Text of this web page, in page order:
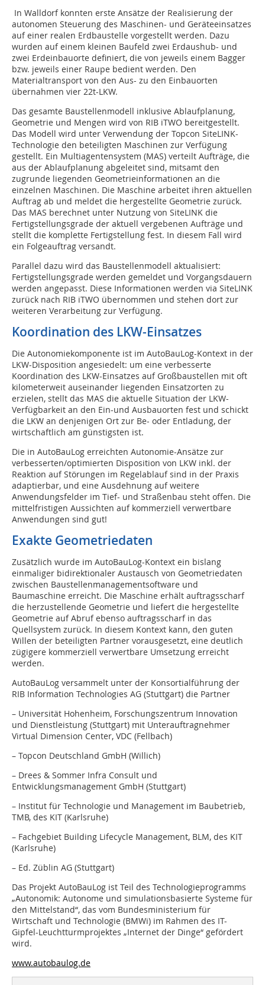
In Walldorf konnten erste Ansätze der Realisierung der
autonomen Steuerung des Maschinen- und Geräteeinsatzes
auf einer realen Erdbaustelle vorgestellt werden. Dazu
wurden auf einem kleinen Baufeld zwei Erdaushub- und
zwei Erdeinbauorte definiert, die von jeweils einem Bagger
bzw. jeweils einer Raupe bedient werden. Den
Materialtransport von den Aus- zu den Einbauorten
übernahmen vier 22t-LKW.
Das gesamte Baustellenmodell inklusive Ablaufplanung,
Geometrie und Mengen wird von RIB iTWO bereitgestellt.
Das Modell wird unter Verwendung der Topcon SiteLINK-
Technologie den beteiligten Maschinen zur Verfügung
gestellt. Ein Multiagentensystem (MAS) verteilt Aufträge, die
aus der Ablaufplanung abgeleitet sind, mitsamt den
zugrunde liegenden Geometrieinformationen an die
einzelnen Maschinen. Die Maschine arbeitet ihren aktuellen
Auftrag ab und meldet die hergestellte Geometrie zurück.
Das MAS berechnet unter Nutzung von SiteLINK die
Fertigstellungsgrade der aktuell vergebenen Aufträge und
stellt die komplette Fertigstellung fest. In diesem Fall wird
ein Folgeauftrag versandt.
Parallel dazu wird das Baustellenmodell aktualisiert:
Fertigstellungsgrade werden gemeldet und Vorgangsdauern
werden angepasst. Diese Informationen werden via SiteLINK
zurück nach RIB iTWO übernommen und stehen dort zur
weiteren Verarbeitung zur Verfügung.
Koordination des LKW-Einsatzes
Die Autonomiekomponente ist im AutoBauLog-Kontext in der
LKW-Disposition angesiedelt: um eine verbesserte
Koordination des LKW-Einsatzes auf Großbaustellen mit oft
kilometerweit auseinander liegenden Einsatzorten zu
erzielen, stellt das MAS die aktuelle Situation der LKW-
Verfügbarkeit an den Ein-und Ausbauorten fest und schickt
die LKW an denjenigen Ort zur Be- oder Entladung, der
wirtschaftlich am günstigsten ist.
Die in AutoBauLog erreichten Autonomie-Ansätze zur
verbesserten/optimierten Disposition von LKW inkl. der
Reaktion auf Störungen im Regelablauf sind in der Praxis
adaptierbar, und eine Ausdehnung auf weitere
Anwendungsfelder im Tief- und Straßenbau steht offen. Die
mittelfristigen Aussichten auf kommerziell verwertbare
Anwendungen sind gut!
Exakte Geometriedaten
Zusätzlich wurde im AutoBauLog-Kontext ein bislang
einmaliger bidirektionaler Austausch von Geometriedaten
zwischen Baustellenmanagementsoftware und
Baumaschine erreicht. Die Maschine erhält auftragsscharf
die herzustellende Geometrie und liefert die hergestellte
Geometrie auf Abruf ebenso auftragsscharf in das
Quellsystem zurück. In diesem Kontext kann, den guten
Willen der beteiligten Partner vorausgesetzt, eine deutlich
zügigere kommerziell verwertbare Umsetzung erreicht
werden.
AutoBauLog versammelt unter der Konsortialführung der
RIB Information Technologies AG (Stuttgart) die Partner
– Universität Hohenheim, Forschungszentrum Innovation
und Dienstleistung (Stuttgart) mit Unterauftragnehmer
Virtual Dimension Center, VDC (Fellbach)
– Topcon Deutschland GmbH (Willich)
– Drees & Sommer Infra Consult und
Entwicklungsmanagement GmbH (Stuttgart)
– Institut für Technologie und Management im Baubetrieb,
TMB, des KIT (Karlsruhe)
– Fachgebiet Building Lifecycle Management, BLM, des KIT
(Karlsruhe)
– Ed. Züblin AG (Stuttgart)
Das Projekt AutoBauLog ist Teil des Technologieprogramms
„Autonomik: Autonome und simulationsbasierte Systeme für
den Mittelstand“, das vom Bundesministerium für
Wirtschaft und Technologie (BMWi) im Rahmen des IT-
Gipfel-Leuchtturmprojektes „Internet der Dinge“ gefördert
wird.
www.autobaulog.de